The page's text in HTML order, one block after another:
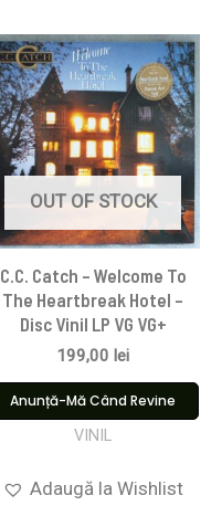
OUT OF STOCK
C.C. Catch – Welcome To
The Heartbreak Hotel –
Disc Vinil LP VG VG+
199,00 lei
Anunță-Mă Când Revine
VINIL
Adaugă la Wishlist